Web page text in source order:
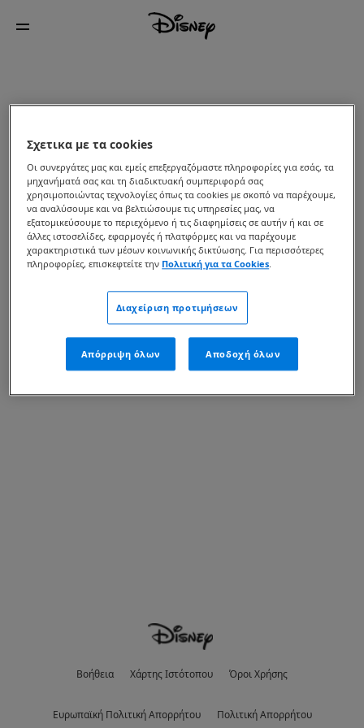
Βοήθεια Χάρτης Ιστότοπου Όροι Χρήσης
Eυρωπαϊκή Πολιτική Απορρήτου Πολιτική Απορρήτου
Σχετικα με τα cookies
Οι συνεργάτες μας και εμείς επεξεργαζόμαστε πληροφορίες για εσάς, τα
μηχανήματά σας και τη διαδικτυακή συμπεριφορά σας
χρησιμοποιώντας τεχνολογίες όπως τα cookies με σκοπό να παρέχουμε,
να αναλύσουμε και να βελτιώσουμε τις υπηρεσίες μας, να
εξατομικεύσουμε το περιεχόμενο ή τις διαφημίσεις σε αυτήν ή και σε
άλλες ιστοσελίδες, εφαρμογές ή πλατφόρμες και να παρέχουμε
χαρακτηριστικά των μέσων κοινωνικής δικτύωσης. Για περισσότερες
πληροφορίες, επισκεφτείτε την Πολιτική για τα Cookies.
Διαχείριση προτιμήσεων
Απόρριψη όλων Αποδοχή όλων